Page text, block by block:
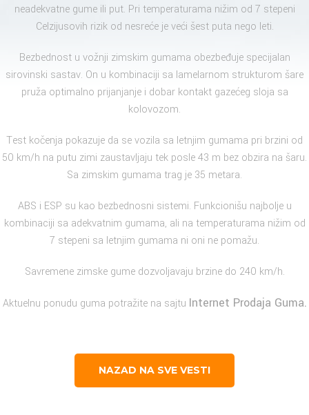
neadekvatne gume ili put. Pri temperaturama nižim od 7 stepeni
Celzijusovih rizik od nesreće je veći šest puta nego leti.
Bezbednost u vožnji zimskim gumama obezbeđuje specijalan
sirovinski sastav. On u kombinaciji sa lamelarnom strukturom šare
pruža optimalno prijanjanje i dobar kontakt gazećeg sloja sa
kolovozom.
Test kočenja pokazuje da se vozila sa letnjim gumama pri brzini od
50 km/h na putu zimi zaustavljaju tek posle 43 m bez obzira na šaru.
Sa zimskim gumama trag je 35 metara.
ABS i ESP su kao bezbednosni sistemi. Funkcionišu najbolje u
kombinaciji sa adekvatnim gumama, ali na temperaturama nižim od
7 stepeni sa letnjim gumama ni oni ne pomažu.
Savremene zimske gume dozvoljavaju brzine do 240 km/h.
Aktuelnu ponudu guma potražite na sajtu Internet Prodaja Guma.
NAZAD NA SVE VESTI